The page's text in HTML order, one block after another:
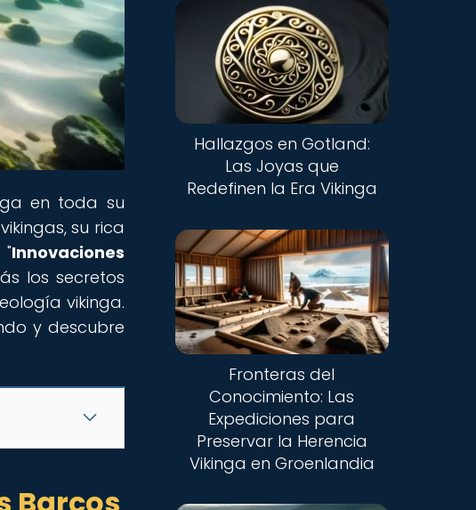
en toda su
su rica
Innovaciones
los secretos
vikinga.
y descubre
Hallazgos en Gotland:
Las Joyas que
Redefinen la Era Vikinga
Fronteras del
Conocimiento: Las
Expediciones para
Preservar la Herencia
Vikinga en Groenlandia